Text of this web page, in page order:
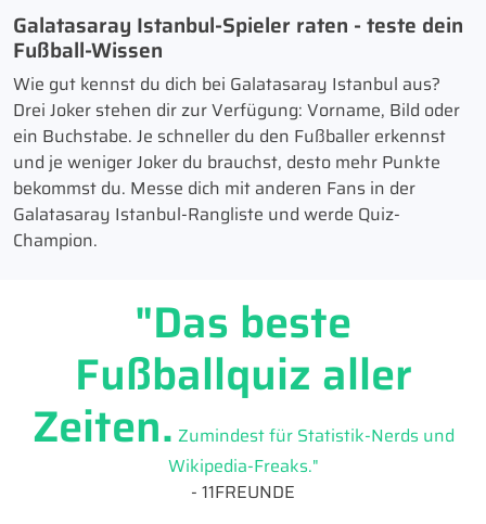
Galatasaray Istanbul-Spieler raten - teste dein
Fußball-Wissen
Wie gut kennst du dich bei Galatasaray Istanbul aus?
Drei Joker stehen dir zur Verfügung: Vorname, Bild oder
ein Buchstabe. Je schneller du den Fußballer erkennst
und je weniger Joker du brauchst, desto mehr Punkte
bekommst du. Messe dich mit anderen Fans in der
Galatasaray Istanbul-Rangliste und werde Quiz-
Champion.
"Das beste
Fußballquiz aller
Zeiten. Zumindest für Statistik-Nerds und
Wikipedia-Freaks."
- 11FREUNDE